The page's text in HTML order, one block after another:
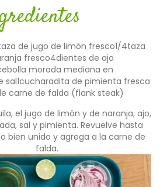
de jugo de limón fresco1/4taza
fresco4dientes de ajo
morada mediana en
sal1cucharadita de pimienta fresca
carne de falda (flank steak)
el jugo de limón y de naranja, ajo,
sal y pimienta. Revuelve hasta
bien unido y agrega a la carne de
falda.